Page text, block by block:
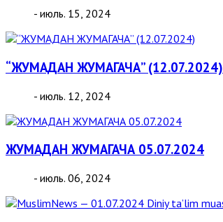
- июль. 15, 2024
“ЖУМАДАН ЖУМАГАЧА” (12.07.2024)
- июль. 12, 2024
ЖУМАДАН ЖУМАГАЧА 05.07.2024
- июль. 06, 2024